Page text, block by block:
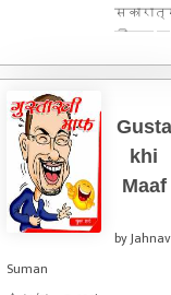
जीवन
Gusta
khi
Maaf
by
Suman